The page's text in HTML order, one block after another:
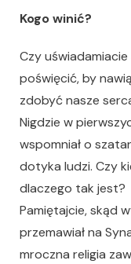
Kogo winić?
Czy
poświęcić, by
zdobyć nasze
Nigdzie w
wspomniał o
dotyka ludzi. Czy
dlaczego tak jest?
Pamiętajcie, skąd
przemawiał na
mroczna religia